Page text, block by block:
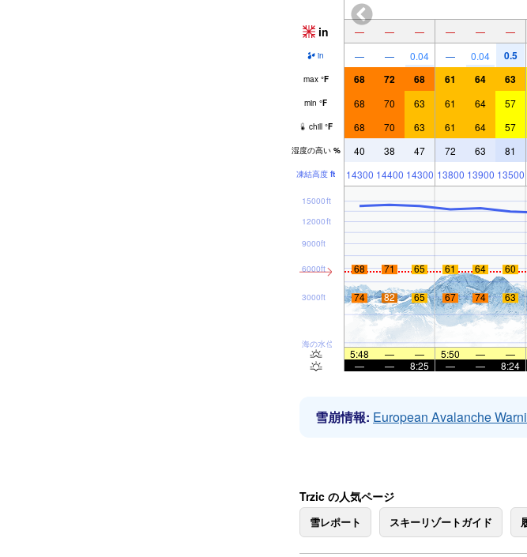
in — — — — — —
in — — 0.04 — 0.04 0.5
max °F 68 72 68 61 64 63
min °F 68 70 63 61 64 57
chill °F 68 70 63 61 64 57
湿度の高い % 40 38 47 72 63 81
凍結高度 ft 14300 14400 14300 13800 13900 13500
海の水位
3000ft
6000ft
9000ft
12000ft
15000ft
68 71 65 61 64 60
74 82 65 67 74 63
5:48 — — 5:50 — —
—
— 8:25 — — 8:24
雪崩情報: European Avalanche
Trzic の人気ページ
雪レポート スキーリゾートガイド